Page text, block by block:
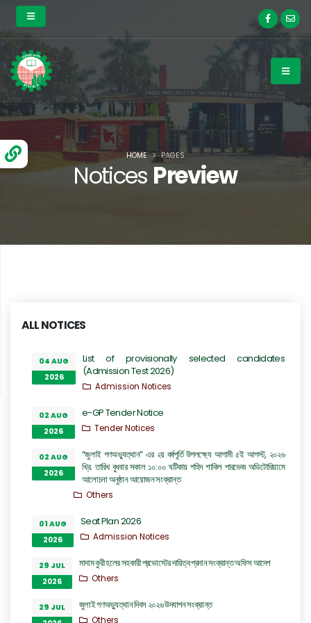
Notices Preview
HOME PAGES
ALL NOTICES
04 AUG
2026
List of provisionally selected candidates
(Admission Test 2026)
Admission Notices
02 AUG
2026
e-GP Tender Notice
Tender Notices
02 AUG
2026
“জুলাই গণঅভ্যুত্থান” এর ২য় বর্ষপূর্তি উপলক্ষ্যে আগামী ৫ই আগস্ট, ২০২৬
খ্রি. তারিখ বুধবার সকাল ১০:০০ ঘটিকায় শহিদ শাকিল পারভেজ অডিটোরিয়ামে
আলোচনা অনুষ্ঠান আয়োজন সংক্রান্ত
Others
01 AUG
2026
Seat Plan 2026
Admission Notices
29 JUL
2026
মাদাম কুরী হলের সহকারী প্রভোস্টের দায়িত্ব প্রদান সংক্রান্ত অফিস আদেশ
Others
29 JUL
জুলাই গণঅভ্যুত্থান দিবস ২০২৬ উদযাপন সংক্রান্ত
Others